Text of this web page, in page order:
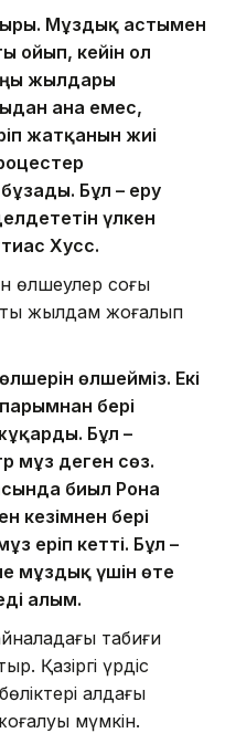
Мұздық астымен
ойып, кейін ол
жылдары
ғана емес,
жатқанын жиі
Бұл – еру
үлкен
Хусс.
өлшеулер соңғы
жылдам жоғалып
өлшейміз. Екі
бері
Бұл –
мұз деген сөз.
биыл Рона
кезімнен бері
еріп кетті. Бұл –
мұздық үшін өте
ғалым.
табиғи
Қазіргі үрдіс
алдағы
мүмкін.